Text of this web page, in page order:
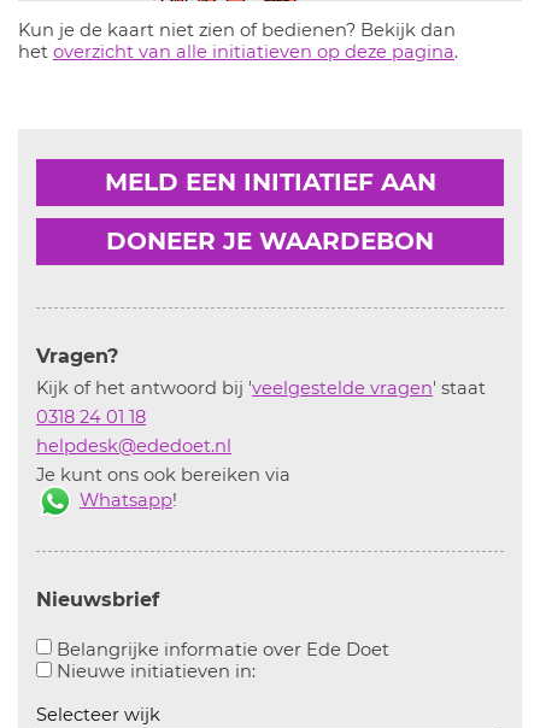
Kun je de kaart niet zien of bedienen? Bekijk dan
het overzicht van alle initiatieven op deze pagina.
MELD EEN INITIATIEF AAN
DONEER JE WAARDEBON
Vragen?
Kijk of het antwoord bij 'veelgestelde vragen' staat
0318 24 01 18
helpdesk@ededoet.nl
Je kunt ons ook bereiken via
Whatsapp!
Nieuwsbrief
Belangrijke informatie over Ede Doet
Nieuwe initiatieven in:Aanvinken om informatie over
Selecteer wijk